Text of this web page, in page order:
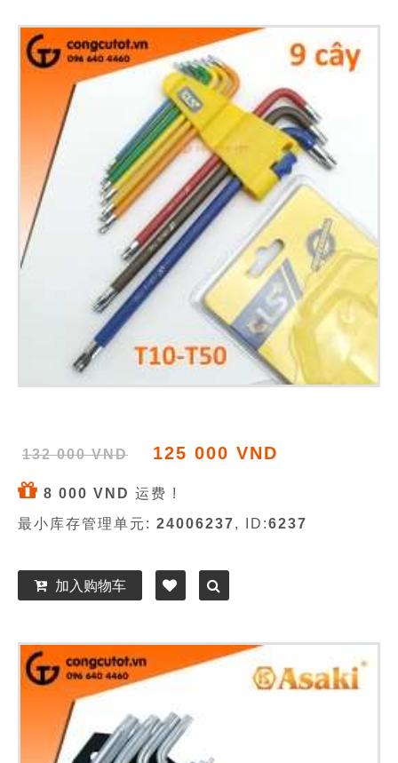
132 000 VND 125 000 VND
8 000 VND 运费 !
最小库存管理单元: 24006237, ID:6237
加入购物车